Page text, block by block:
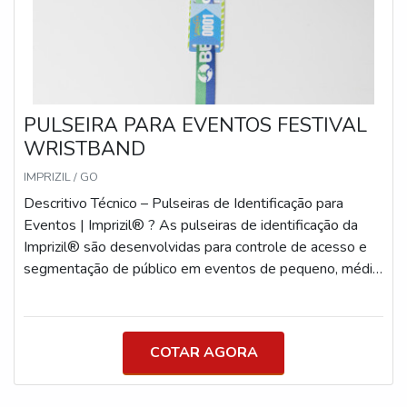
PULSEIRA PARA EVENTOS FESTIVAL
WRISTBAND
IMPRIZIL / GO
Descritivo Técnico – Pulseiras de Identificação para
Eventos | Imprizil® ? As pulseiras de identificação da
Imprizil® são desenvolvidas para controle de acesso e
segmentação de público em eventos de pequeno, médio
para cada tipo de uso (curto, médio ou longo prazo),
oferecem segurança, personalização e durabilidade com
acabamento profissional. A linha é composta por
modelos técnicos que atendem tanto à necessidade
COTAR AGORA